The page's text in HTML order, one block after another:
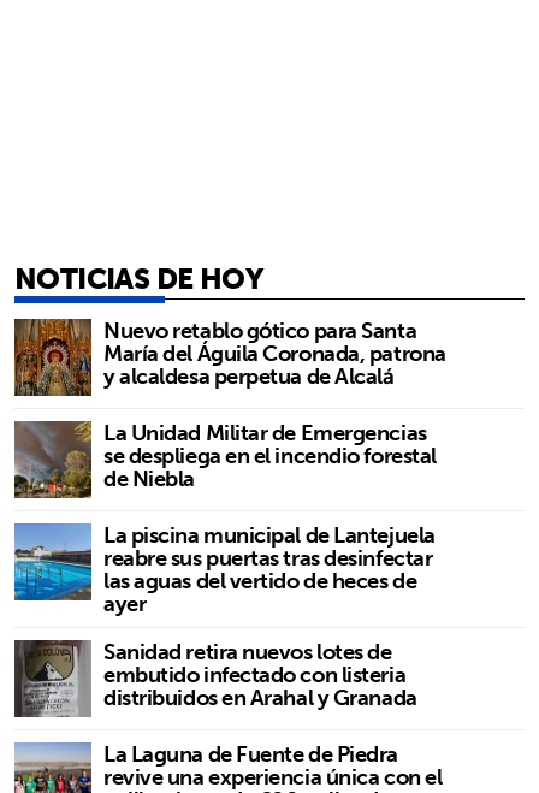
NOTICIAS DE HOY
Nuevo retablo gótico para Santa
María del Águila Coronada, patrona
y alcaldesa perpetua de Alcalá
La Unidad Militar de Emergencias
se despliega en el incendio forestal
de Niebla
La piscina municipal de Lantejuela
reabre sus puertas tras desinfectar
las aguas del vertido de heces de
ayer
Sanidad retira nuevos lotes de
embutido infectado con listeria
distribuidos en Arahal y Granada
La Laguna de Fuente de Piedra
revive una experiencia única con el